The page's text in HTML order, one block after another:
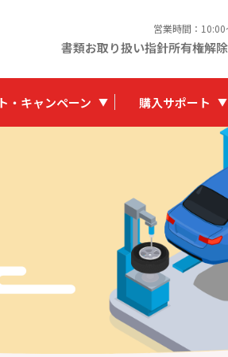
営業時間：
書類お取り扱い指針所有権解除
・キャンペーン 購入サポート